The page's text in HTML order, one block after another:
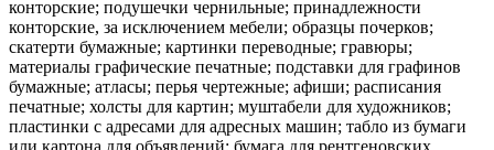
конторские; подушечки чернильные; принадлежности
конторские, за исключением мебели; образцы почерков;
скатерти бумажные; картинки переводные; гравюры;
материалы графические печатные; подставки для графинов
бумажные; атласы; перья чертежные; афиши; расписания
печатные; холсты для картин; муштабели для художников;
пластинки с адресами для адресных машин; табло из бумаги
или картона для объявлений; бумага для рентгеновских